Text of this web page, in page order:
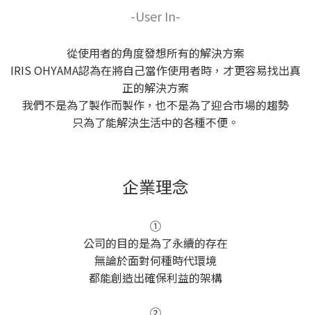
-User In-
從使用者的角度發想所有的解決方案
IRIS OHYAMA認為在將自己當作使用者時，才更容易找出真
正的解決方案
我們不是為了製作而製作，也不是為了迎合市場的趨勢
只為了能解決生活中的各種不便。
企業理念
①
公司的目的是為了永續的存在
無論於面對何種時代環境
都能創造出確保利益的架構